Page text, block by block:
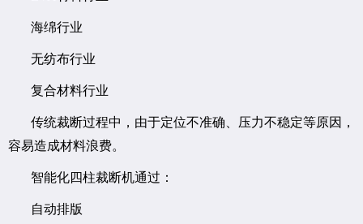
海绵行业
无纺布行业
复合材料行业
传统裁断过程中，由于定位不准确、压力不稳定等原因，
容易造成材料浪费。
智能化四柱裁断机通过：
自动排版